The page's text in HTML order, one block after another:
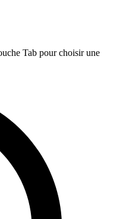
Tab pour choisir une